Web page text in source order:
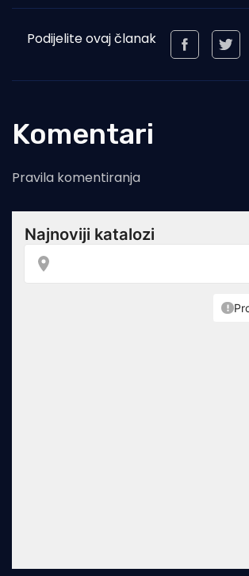
Podijelite ovaj članak
Komentari
Pravila komentiranja